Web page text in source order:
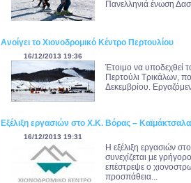
Πανελληνιά ένωση
Ανοίγει το Χιονοδρομικό Κέντρο Περτουλίου
16/12/2013 19:36
Έτοιμο να υποδεχθεί
Περτούλι Τρικάλων,
Δεκεμβρίου.
Εξέλιξη εργασιών στο Χ.Κ. Βόρας –
16/12/2013 19:31
Η εξέλιξη εργασιών
συνεχίζεται με
επέστρεψε ο
προσπάθεια...